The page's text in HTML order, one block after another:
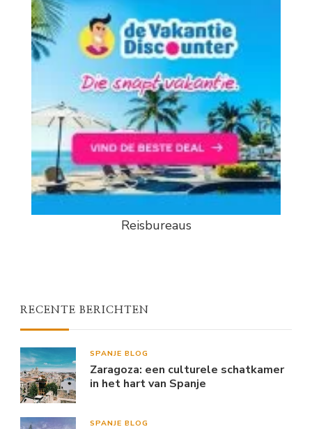
Reisbureaus
RECENTE BERICHTEN
SPANJE BLOG
Zaragoza: een culturele schatkamer
in het hart van Spanje
SPANJE BLOG